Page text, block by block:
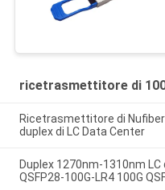
ricetrasmettitore di
Ricetrasmettitore di
duplex di LC Data Center
Duplex 1270nm-1310nm
QSFP28-100G-LR4 100G